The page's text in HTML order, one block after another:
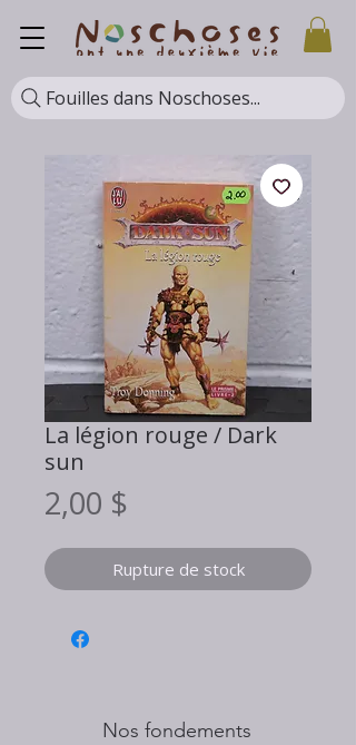
Fouilles dans Noschoses...
La légion rouge / Dark
sun
2,00 $
Rupture de stock
Nos fondements